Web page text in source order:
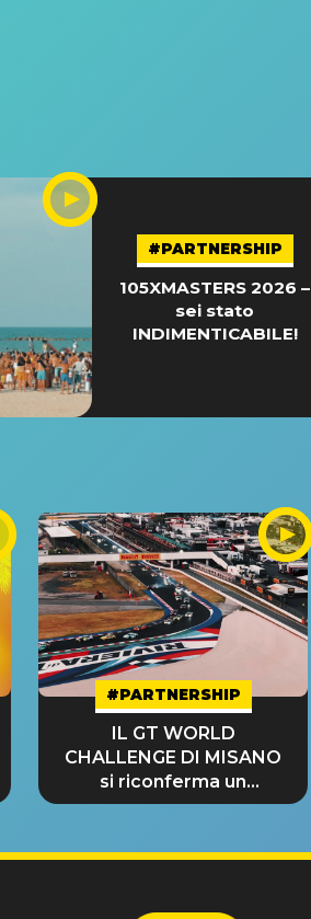
#PARTNERSHIP
105XMASTERS 2026 –
sei stato
INDIMENTICABILE!
#PARTNERSHIP
IL GT WORLD
CHALLENGE DI MISANO
si riconferma un
GRANDE SUCCESSO!